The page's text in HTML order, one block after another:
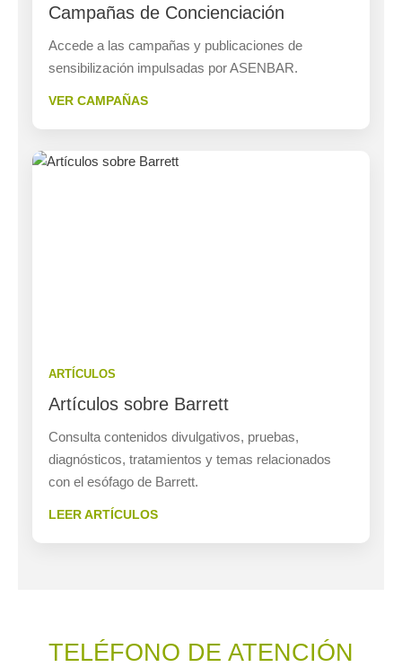
Campañas de Concienciación
Accede a las campañas y publicaciones de
sensibilización impulsadas por ASENBAR.
VER CAMPAÑAS
ARTÍCULOS
Artículos sobre Barrett
Consulta contenidos divulgativos, pruebas,
diagnósticos, tratamientos y temas relacionados
con el esófago de Barrett.
LEER ARTÍCULOS
TELÉFONO DE ATENCIÓN